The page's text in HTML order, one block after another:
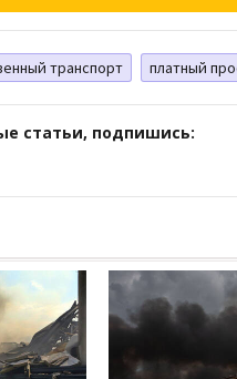
транспорт платный
статьи, подпишись: